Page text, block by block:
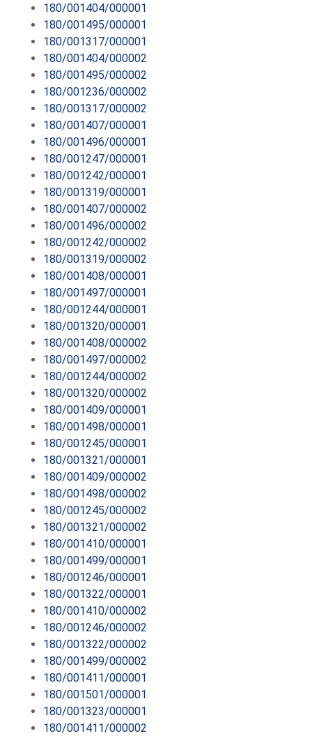
180/001404/000001
180/001495/000001
180/001317/000001
180/001404/000002
180/001495/000002
180/001236/000002
180/001317/000002
180/001407/000001
180/001496/000001
180/001247/000001
180/001242/000001
180/001319/000001
180/001407/000002
180/001496/000002
180/001242/000002
180/001319/000002
180/001408/000001
180/001497/000001
180/001244/000001
180/001320/000001
180/001408/000002
180/001497/000002
180/001244/000002
180/001320/000002
180/001409/000001
180/001498/000001
180/001245/000001
180/001321/000001
180/001409/000002
180/001498/000002
180/001245/000002
180/001321/000002
180/001410/000001
180/001499/000001
180/001246/000001
180/001322/000001
180/001410/000002
180/001246/000002
180/001322/000002
180/001499/000002
180/001411/000001
180/001501/000001
180/001323/000001
180/001411/000002